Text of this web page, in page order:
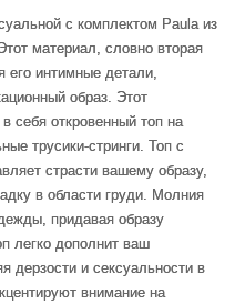
с комплектом Paula из
материал, словно вторая
его интимные детали,
образ. Этот
себя откровенный топ на
трусики-стринги. Топ с
страсти вашему образу,
в области груди. Молния
придавая образу
легко дополнит ваш
дерзости и сексуальности в
внимание на